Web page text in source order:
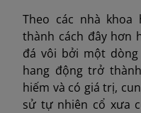
Theo các nhà
thành cách đây hơn
đá vôi bởi một
hang động trở
hiếm và có giá trị,
sử tự nhiên cổ xưa